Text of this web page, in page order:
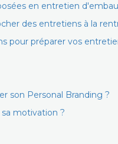
en entretien
des entretiens à la
pour préparer vos
son Personal Branding ?
motivation ?